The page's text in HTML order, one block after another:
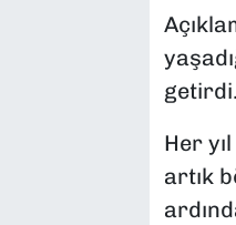
getirdi.
Her
artık